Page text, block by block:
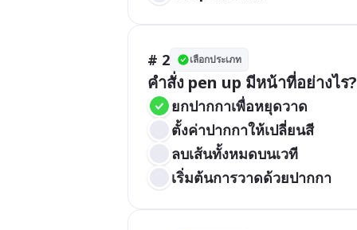
# 2 เลือกประเภท
คำสั่ง pen up มีหน้าที่อย่างไร?
ยกปากกาเพื่อหยุดวาด
ตั้งค่าปากกาให้เปลี่ยนสี
ลบเส้นทั้งหมดบนเวที
เริ่มต้นการวาดด้วยปากกา